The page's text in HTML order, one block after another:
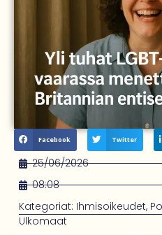
Facebook Twitter
25/06/2026
08:08
Kategoriat: Ihmisoikeudet,
Ulkomaat